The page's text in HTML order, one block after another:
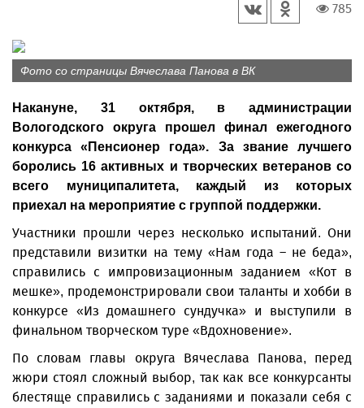
785
Фото со страницы Вячеслава Панова в ВК
Накануне, 31 октября, в администрации
Вологодского округа прошел финал ежегодного
конкурса «Пенсионер года». За звание лучшего
боролись 16 активных и творческих ветеранов со
всего муниципалитета, каждый из которых
приехал на мероприятие с группой поддержки.
Участники прошли через несколько испытаний. Они
представили визитки на тему «Нам года – не беда»,
справились с импровизационным заданием «Кот в
мешке», продемонстрировали свои таланты и хобби в
конкурсе «Из домашнего сундучка» и выступили в
финальном творческом туре «Вдохновение».
По словам главы округа Вячеслава Панова, перед
жюри стоял сложный выбор, так как все конкурсанты
блестяще справились с заданиями и показали себя с